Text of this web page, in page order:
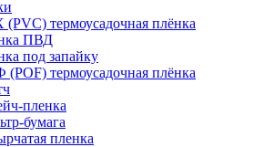
термоусадочная плёнка
ПВД
под запайку
термоусадочная плёнка
пленка
бумага
пленка